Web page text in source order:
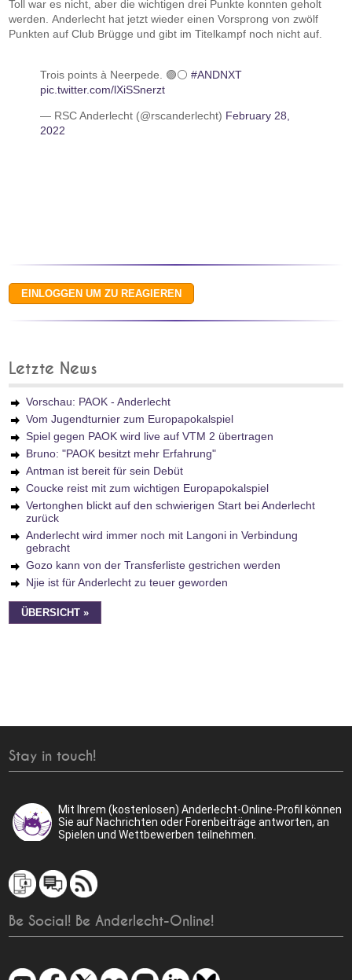
Toll war es nicht, aber die wichtigen drei Punkte konnten geholt
werden. Anderlecht hat jetzt wieder einen Vorsprong von zwölf
Punkten auf Club Brügge und gibt im Titelkampf noch nicht auf.
Trois points à Neerpede. 🟣⚪#ANDNXT
pic.twitter.com/lXiSSnerzt
— RSC Anderlecht (@rscanderlecht) February 28,
2022
Letzte News
Vorschau: PAOK - Anderlecht
Vom Jugendturnier zum Europapokalspiel
Spiel gegen PAOK wird live auf VTM 2 übertragen
Bruno: "PAOK besitzt mehr Erfahrung"
Antman ist bereit für sein Debüt
Coucke reist mit zum wichtigen Europapokalspiel
Vertonghen blickt auf den schwierigen Start bei Anderlecht
zurück
Anderlecht wird immer noch mit Langoni in Verbindung
gebracht
Gozo kann von der Transferliste gestrichen werden
Njie ist für Anderlecht zu teuer geworden
ÜBERSICHT »
Stay in touch!
Mit Ihrem (kostenlosen) Anderlecht-Online-Profil können
Sie auf Nachrichten oder Forenbeiträge antworten, an
Spielen und Wettbewerben teilnehmen.
Be Social! Be Anderlecht-Online!